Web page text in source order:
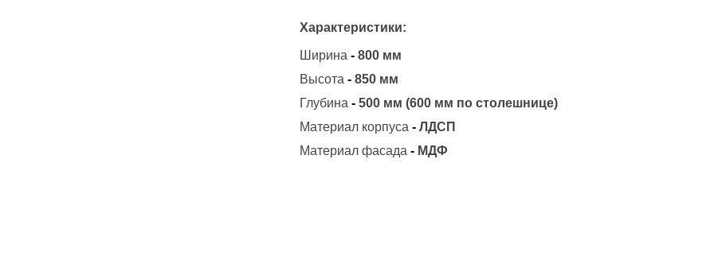
Характеристики:
Ширина - 800 мм
Высота - 850 мм
Глубина - 500 мм (600 мм по столешнице)
Материал корпуса - ЛДСП
Материал фасада - МДФ